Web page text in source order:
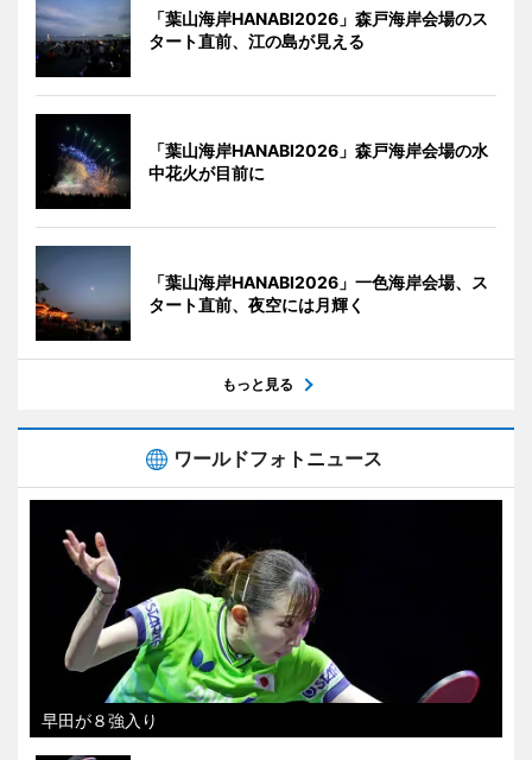
「葉山海岸HANABI2026」森戸海岸会場のス
タート直前、江の島が見える
「葉山海岸HANABI2026」森戸海岸会場の水
中花火が目前に
「葉山海岸HANABI2026」一色海岸会場、ス
タート直前、夜空には月輝く
もっと見る
ワールドフォトニュース
早田が８強入り